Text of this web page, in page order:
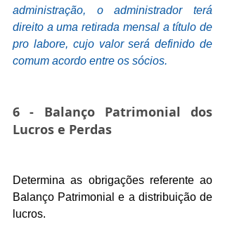
administração, o administrador terá
direito a uma retirada mensal a título de
pro labore, cujo valor será definido de
comum acordo entre os sócios.
6 - Balanço Patrimonial dos
Lucros e Perdas
Determina as obrigações referente ao
Balanço Patrimonial e a distribuição de
lucros.